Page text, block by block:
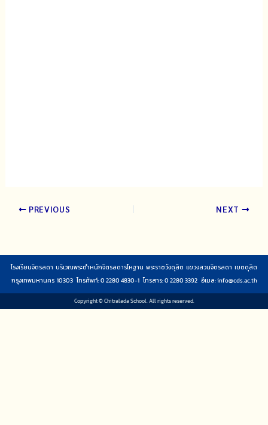
PREVIOUS NEXT
โรงเรียนจิตรลดา บริเวณพระตำหนักจิตรลดารโหฐาน พระราชวังดุสิต แขวงสวนจิตรลดา เขตดุสิต
กรุงเทพมหานคร 10303 โทรศัพท์: 0 2280 4830-1 โทรสาร: 0 2280 3392 อีเมล:info@cds.ac.th
Copyright © Chitralada School. All rights reserved.